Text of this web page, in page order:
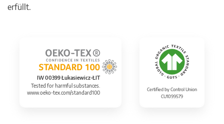
erfüllt.
IW 00399 Łukasiewicz-ŁIT
Tested for harmful substances.
www.oeko-tex.com/standard100
Certified by Control Union
CU1099579